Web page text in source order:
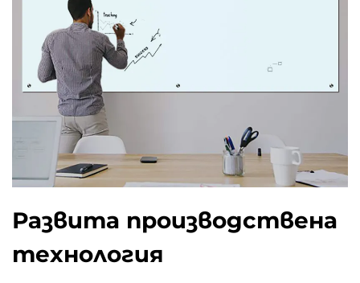
Развита производствена
технология